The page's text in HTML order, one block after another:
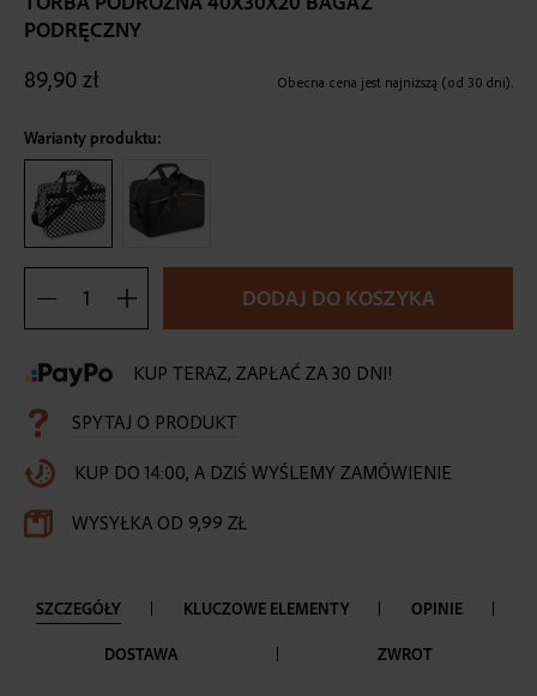
beginning
gallery
PODRĘCZNY
Obecna cena jest najniższą (od 30 dni).
89,90 zł
Warianty produktu:
DODAJ DO KOSZYKA
KUP TERAZ, ZAPŁAĆ ZA 30 DNI!
SPYTAJ O PRODUKT
KUP DO 14:00, A DZIŚ WYŚLEMY ZAMÓWIENIE
WYSYŁKA OD 9,99 ZŁ
SZCZEGÓŁY KLUCZOWE ELEMENTY OPINIE
DOSTAWA ZWROT